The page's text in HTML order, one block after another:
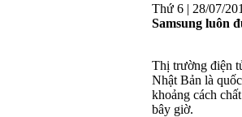
Thứ 6 | 28/07/
Samsung luôn
Thị trường điện
Nhật Bản là
khoảng cách
bây giờ.